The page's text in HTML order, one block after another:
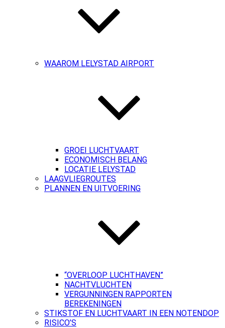
WAAROM LELYSTAD AIRPORT
GROEI LUCHTVAART
ECONOMISCH BELANG
LOCATIE LELYSTAD
LAAGVLIEGROUTES
PLANNEN EN UITVOERING
“OVERLOOP LUCHTHAVEN”
NACHTVLUCHTEN
VERGUNNINGEN RAPPORTEN
BEREKENINGEN
STIKSTOF EN LUCHTVAART IN EEN NOTENDOP
RISICO’S